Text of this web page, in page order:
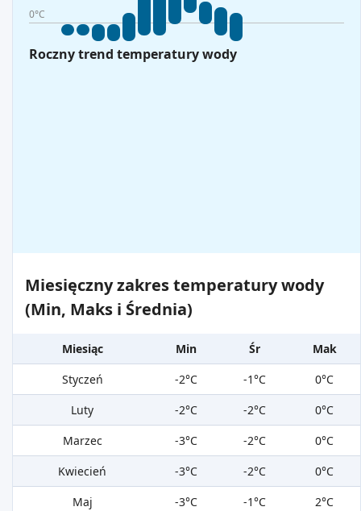
0°C
Roczny trend temperatury wody
Miesięczny zakres temperatury wody
(Min, Maks i Średnia)
Miesiąc Min Śr
Mak
Styczeń
-2°C -1°C
0°C
Luty
-2°C -2°C
0°C
Marzec
-3°C -2°C
0°C
Kwiecień
-3°C -2°C
0°C
Maj
-3°C -1°C
2°C